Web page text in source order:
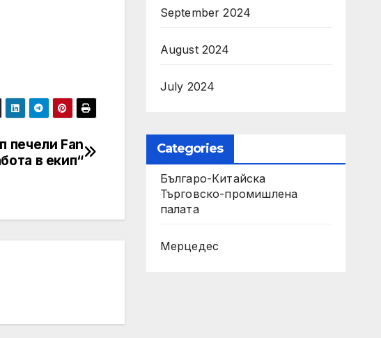
печели Fan
в екип“
September 2024
August 2024
July 2024
Categories
Българо-Китайска
Търговско-промишлена
палaта
Мерцедес